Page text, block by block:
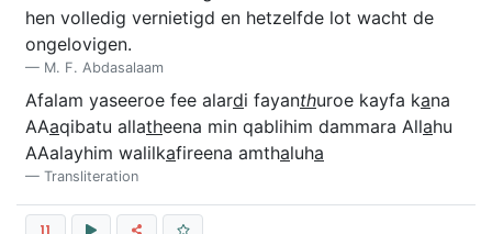
hen volledig vernietigd en hetzelfde lot wacht de
ongelovigen.
M. F. Abdasalaam
Afalam yaseeroe fee alardi fayanthuroe kayfa kana
AAaqibatu allatheena min qablihim dammara Allahu
AAalayhim walilkafireena amthaluha
Transliteration
11